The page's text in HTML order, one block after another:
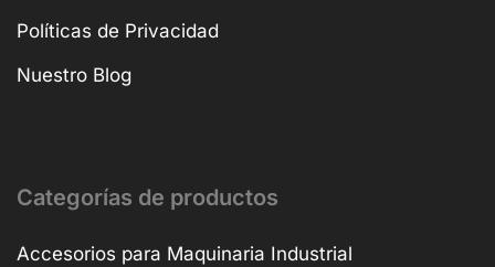
Políticas de Privacidad
Nuestro Blog
Categorías de productos
Accesorios para Maquinaria Industrial